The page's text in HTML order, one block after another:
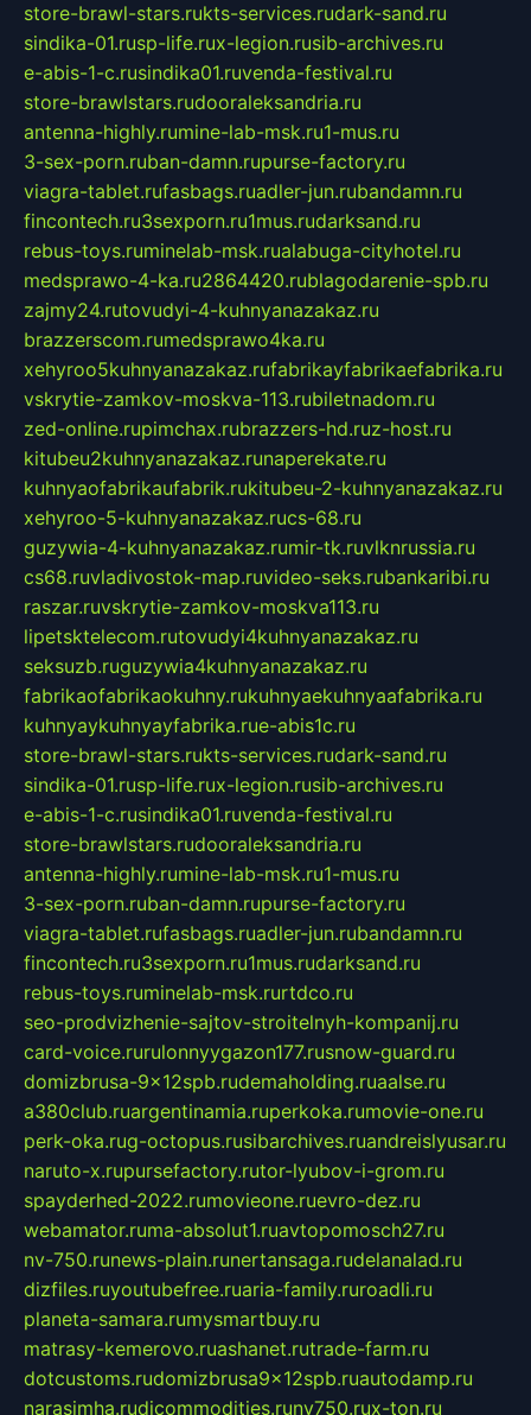
store-brawl-stars.rukts-services.rudark-sand.ru
sindika-01.rusp-life.rux-legion.rusib-archives.ru
e-abis-1-c.rusindika01.ruvenda-festival.ru
store-brawlstars.rudooraleksandria.ru
antenna-highly.rumine-lab-msk.ru1-mus.ru
3-sex-porn.ruban-damn.rupurse-factory.ru
viagra-tablet.rufasbags.ruadler-jun.rubandamn.ru
fincontech.ru3sexporn.ru1mus.rudarksand.ru
rebus-toys.ruminelab-msk.rualabuga-cityhotel.ru
medsprawo-4-ka.ru2864420.rublagodarenie-spb.ru
zajmy24.rutovudyi-4-kuhnyanazakaz.ru
brazzerscom.rumedsprawo4ka.ru
xehyroo5kuhnyanazakaz.rufabrikayfabrikaefabrika.ru
vskrytie-zamkov-moskva-113.rubiletnadom.ru
zed-online.rupimchax.rubrazzers-hd.ruz-host.ru
kitubeu2kuhnyanazakaz.runaperekate.ru
kuhnyaofabrikaufabrik.rukitubeu-2-kuhnyanazakaz.ru
xehyroo-5-kuhnyanazakaz.rucs-68.ru
guzywia-4-kuhnyanazakaz.rumir-tk.ruvlknrussia.ru
cs68.ruvladivostok-map.ruvideo-seks.rubankaribi.ru
raszar.ruvskrytie-zamkov-moskva113.ru
lipetsktelecom.rutovudyi4kuhnyanazakaz.ru
seksuzb.ruguzywia4kuhnyanazakaz.ru
fabrikaofabrikaokuhny.rukuhnyaekuhnyaafabrika.ru
kuhnyaykuhnyayfabrika.rue-abis1c.ru
store-brawl-stars.rukts-services.rudark-sand.ru
sindika-01.rusp-life.rux-legion.rusib-archives.ru
e-abis-1-c.rusindika01.ruvenda-festival.ru
store-brawlstars.rudooraleksandria.ru
antenna-highly.rumine-lab-msk.ru1-mus.ru
3-sex-porn.ruban-damn.rupurse-factory.ru
viagra-tablet.rufasbags.ruadler-jun.rubandamn.ru
fincontech.ru3sexporn.ru1mus.rudarksand.ru
rebus-toys.ruminelab-msk.rurtdco.ru
seo-prodvizhenie-sajtov-stroitelnyh-kompanij.ru
card-voice.rurulonnyygazon177.rusnow-guard.ru
domizbrusa-9x12spb.rudemaholding.ruaalse.ru
a380club.ruargentinamia.ruperkoka.rumovie-one.ru
perk-oka.rug-octopus.rusibarchives.ruandreislyusar.ru
naruto-x.rupursefactory.rutor-lyubov-i-grom.ru
spayderhed-2022.rumovieone.ruevro-dez.ru
webamator.ruma-absolut1.ruavtopomosch27.ru
nv-750.runews-plain.runertansaga.rudelanalad.ru
dizfiles.ruyoutubefree.ruaria-family.ruroadli.ru
planeta-samara.rumysmartbuy.ru
matrasy-kemerovo.ruashanet.rutrade-farm.ru
dotcustoms.rudomizbrusa9x12spb.ruautodamp.ru
narasimha.rudjcommodities.runv750.rux-ton.ru